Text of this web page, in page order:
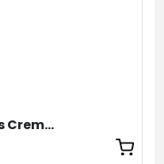
buitenband tbv bakfiets Creme Achter 26inch